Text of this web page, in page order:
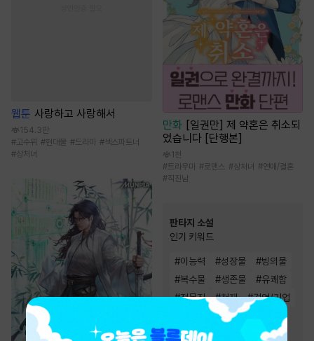
웹툰 사랑하고 사랑해서
154.3만
#고수위 #현대물 #드라마 #섹스파트너
#상처녀
만화 [일권만] 제 약혼은 취소되
었습니다 [단행본]
1천
#트라우마 #로맨스 #상처녀 #연애/결혼
#직진남
판타지 소설
인기 키워드
#이능력 #성장물 #빙의물
#복수물 #생존물 #유쾌함
#전문직 #천재 #경영/기업
#차원이동물
#비장함